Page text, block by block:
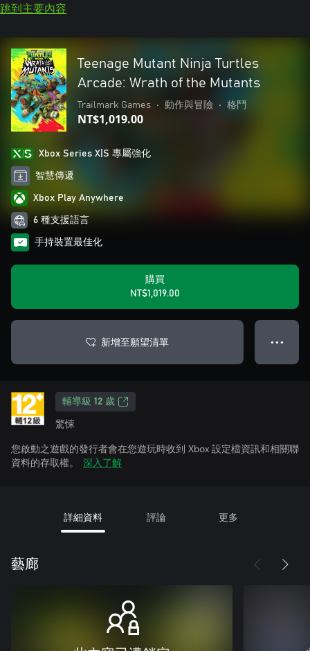
跳到主要內容
Teenage Mutant Ninja Turtles
Arcade: Wrath of the Mutants
Trailmark Games • 動作與冒險 • 格鬥
NT$1,019.00
Xbox Series X|S 專屬強化
智慧傳遞
Xbox Play Anywhere
6 種支援語言
手持裝置最佳化
購買
NT$1,019.00
新增至願望清單 ● ● ●
輔導級 12 歲
驚悚
您啟動之遊戲的發行者會在您遊玩時收到 Xbox 設定檔資訊和相關聯
資料的存取權。
深入了解
詳細資料 評論 更多
藝廊